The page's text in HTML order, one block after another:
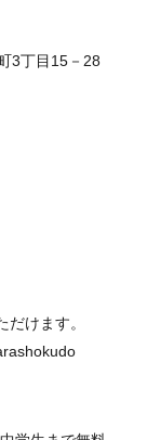
3丁目15－28
けます。